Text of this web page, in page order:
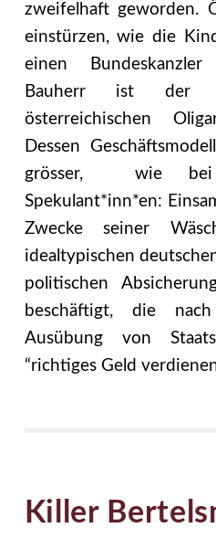
zweifelhaft geworden.
einstürzen, wie die
einen
Bauherr ist der
österreichischen
Dessen
grösser, wie bei
Spekulant*inn*en:
Zwecke seiner
idealtypischen
politischen
beschäftigt, die
Ausübung von
“richtiges Geld
Killer